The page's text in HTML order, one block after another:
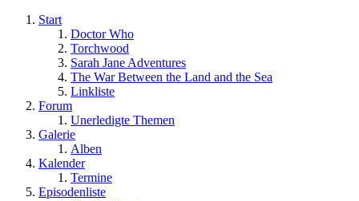
Start
Doctor Who
Torchwood
Sarah Jane Adventures
The War Between the Land and the Sea
Linkliste
Forum
Unerledigte Themen
Galerie
Alben
Kalender
Termine
Episodenliste